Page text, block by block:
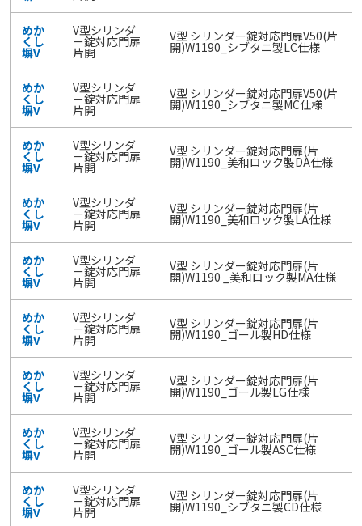
めか
くし
塀V
V型シリンダ
ー錠対応門扉
片開
V型 シリンダー錠対応門扉V50(片
開)W1190_シブタニ製LC仕様
めか
くし
塀V
V型シリンダ
ー錠対応門扉
片開
V型 シリンダー錠対応門扉V50(片
開)W1190_シブタニ製MC仕様
めか
くし
塀V
V型シリンダ
ー錠対応門扉
片開
V型 シリンダー錠対応門扉(片
開)W1190_美和ロック製DA仕様
めか
くし
塀V
V型シリンダ
ー錠対応門扉
片開
V型 シリンダー錠対応門扉(片
開)W1190_美和ロック製LA仕様
めか
くし
塀V
V型シリンダ
ー錠対応門扉
片開
V型 シリンダー錠対応門扉(片
開)W1190 _美和ロック製MA仕様
めか
くし
塀V
V型シリンダ
ー錠対応門扉
片開
V型 シリンダー錠対応門扉(片
開)W1190_ゴール製HD仕様
めか
くし
塀V
V型シリンダ
ー錠対応門扉
片開
V型 シリンダー錠対応門扉(片
開)W1190_ゴール製LG仕様
めか
くし
塀V
V型シリンダ
ー錠対応門扉
片開
V型 シリンダー錠対応門扉(片
開)W1190_ゴール製ASC仕様
めか
くし
塀V
V型シリンダ
ー錠対応門扉
片開
V型 シリンダー錠対応門扉(片
開)W1190_シブタニ製CD仕様